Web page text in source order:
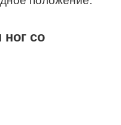
со